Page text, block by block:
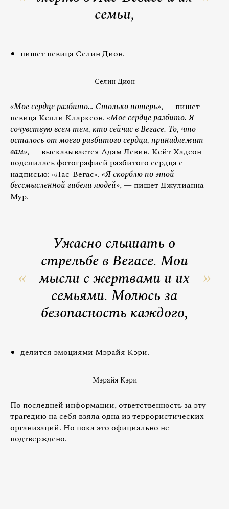
семьи,
пишет певица Селин Дион.
Селин Дион
«Мое сердце разбито… Столько потерь», — пишет
певица Келли Кларксон. «Мое сердце разбито. Я
сочувствую всем тем, кто сейчас в Вегасе. То, что
осталось от моего разбитого сердца, принадлежит
вам», — высказывается Адам Левин. Кейт Хадсон
поделилась фотографией разбитого сердца с
надписью: «Лас-Вегас». «Я скорблю по этой
бессмысленной гибели людей», — пишет Джулианна
Мур.
Ужасно слышать о
стрельбе в Вегасе. Мои
мысли с жертвами и их
семьями. Молюсь за
безопасность каждого,
делится эмоциями Мэрайя Кэри.
Мэрайя Кэри
По последней информации, ответственность за эту
трагедию на себя взяла одна из террористических
организаций. Но пока это официально не
подтверждено.